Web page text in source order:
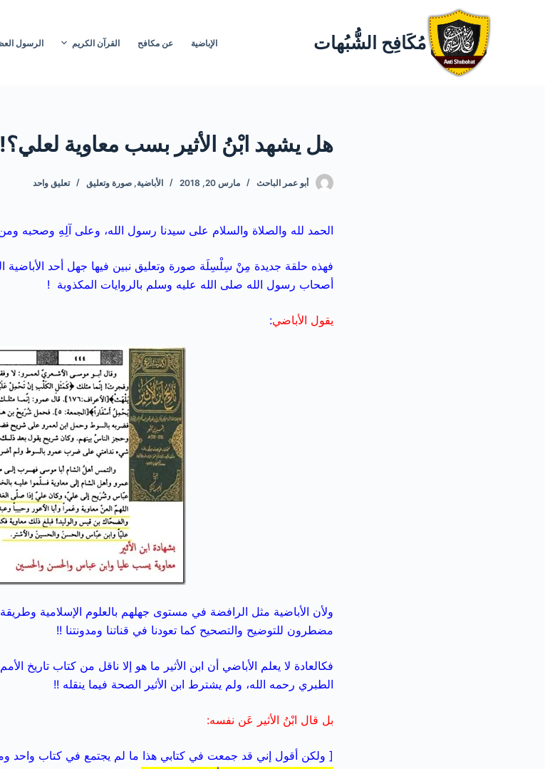
مُكَافِح الشُّبُهات الإباضية عن مكافح القرآن الكريم الرسول
هل يشهد ابْنُ الأثير بسب معاوية لعلي؟!
أبو عمر الباحث مارس 20, 2018 الأباضية , صورة وتعليق تعليق واحد
الحمد لله والصلاة والسلام على سيدنا رسول الله، وعلى آلِهِ وصحبه ومن
فهذه حلقة جديدة مِنْ سِلْسِلَة صورة وتعليق نبين فيها جهل أحد الأباضية
أصحاب رسول الله صلى الله عليه وسلم بالروايات المكذوبة !
يقول الأباضي:
ولأن الأباضية مثل الرافضة في مستوى جهلهم بالعلوم الإسلامية
مضطرون للتوضيح والتصحيح كما تعودنا في قناتنا ومدونتنا !!
فكالعادة لا يعلم الأباضي أن ابن الأثير ما هو إلا ناقل من كتاب تاريخ
الطبري رحمه الله، ولم يشترط ابن الأثير الصحة فيما ينقله !!
بل قال ابْنُ الأثير عَن نفسه:
[ ولكن أقول إني قد جمعت في كتابي هذا ما لم يجتمع في كتاب واحد